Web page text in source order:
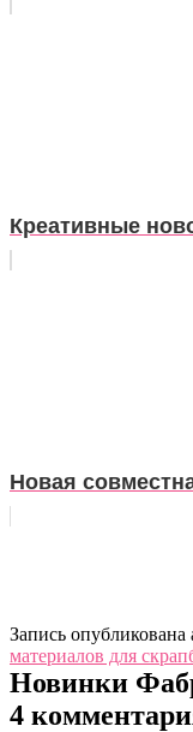
Креативные
Новая
Запись опубликована
материалов для
Новинки
4